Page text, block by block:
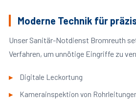
Moderne Technik für
Unser Sanitär-Notdienst Bromreuth
Verfahren, um unnötige Eingriffe zu
Digitale Leckortung
Kamerainspektion von